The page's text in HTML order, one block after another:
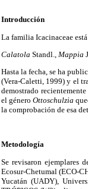
Introducción
La familia Icacinaceae
Calatola Standl., Mappia
Hasta la fecha, se ha
(Vera-Caletti, 1999) y el
demostrado
el géneroOttoschulzia
la comprobación de esa
Metodología
Se revisaron ejemplares
Ecosur-Chetumal (ECO-
Yucatán (UADY),